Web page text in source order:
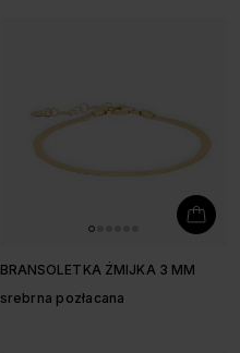
BRANSOLETKA ŻMIJKA 3 MM
srebrna pozłacana